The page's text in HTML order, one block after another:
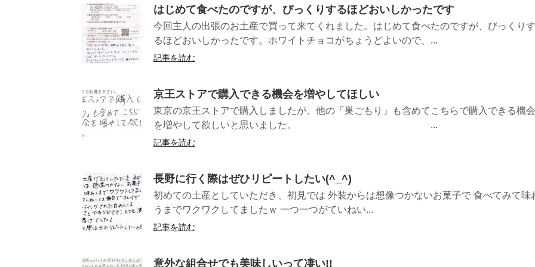
はじめて食べたのですが、びっくりするほどおいしかったです
今回主人の出張のお土産で買って来てくれました。はじめて食べたのですが、びっくりす
るほどおいしかったです。ホワイトチョコがちょうどよいので、...
記事を読む
京王ストアで購入できる機会を増やしてほしい
東京の京王ストアで購入しましたが、他の「巣ごもり」も含めてこちらで購入できる機会
を増やして欲しいと思いました。 ...
記事を読む
長野に行く際はぜひリピートしたい(^_^)
初めての土産としていただき、初見では 外装からは想像つかないお菓子で 食べてみて味
うまでワクワクしてましたｗ 一つ一つがていねい...
記事を読む
意外な組合せでも美味しいって凄い!!